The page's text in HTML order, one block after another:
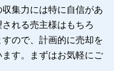
集力には特に自信があ
れる売主様はもちろ
ので、計画的に売却を
す。まずはお気軽にご